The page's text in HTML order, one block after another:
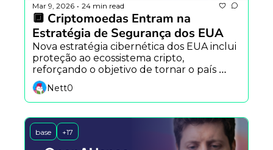
Mar 9, 2026 • 24 min read
🔲 Criptomoedas Entram na
Estratégia de Segurança dos EUA
Nova estratégia cibernética dos EUA inclui
proteção ao ecossistema cripto,
reforçando o objetivo de tornar o país
líder global em blockchain e ativos digitais.
Nett0
base +17